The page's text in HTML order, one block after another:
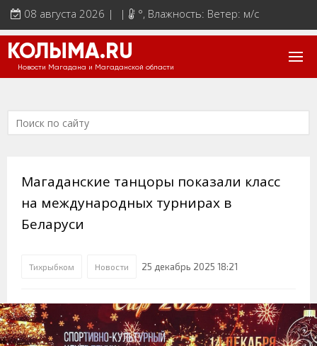
08 августа 2026 | | °, Влажность: Ветер: м/с
КОЛЫМА.RU
Новости Магадана и Магаданской области
Магаданские танцоры показали класс
на международных турнирах в
Беларуси
Тихрыбком Новости 25 декабрь 2025 18:21